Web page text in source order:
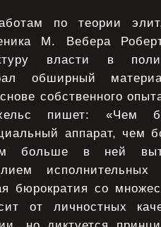
по теории
М. Вебера
власти в
обширный
собственного
пишет: «Чем
аппарат, чем
больше в ней
исполнительных
бюрократия со
от личностных